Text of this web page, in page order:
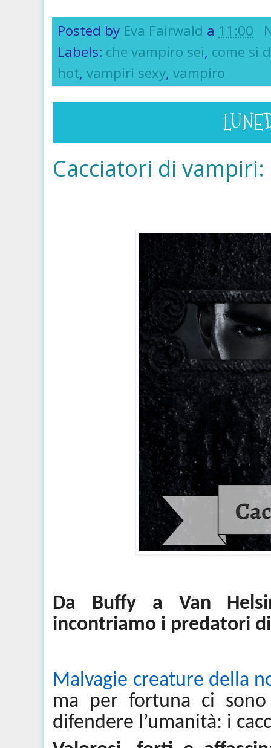
Posted by Eva Fairwald a 11:00
Labels: che vampiro sei, come si
hot,vampiri sexy,vampiro
Cacciatori di
Da Buffy a Van
incontriamo i predatori
Malvagie creature della
ma per fortuna ci
difendere l’umanità: i